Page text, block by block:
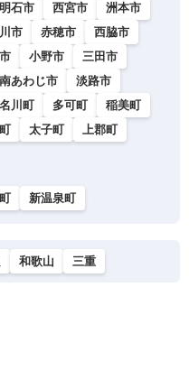
明石市 西宮市
洲本市
市 赤穂市
西脇市
小野市
三田市
南あわじ市
淡路市
川町 多可町
稲美町
太子町
上郡町
新温泉町
和歌山 三重